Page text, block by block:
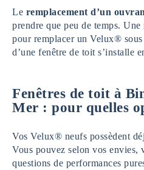
Le remplacement d’un
prendre que peu de temps.
pour remplacer un Velux®
d’une fenêtre de toit s’installe
Fenêtres de toit à
Mer : pour quelles
Vos Velux® neufs possèdent
Vous pouvez selon vos envies,
questions de performances